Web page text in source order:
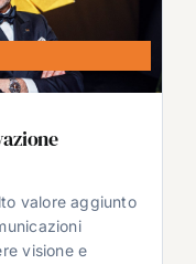
valore aggiunto
visione e